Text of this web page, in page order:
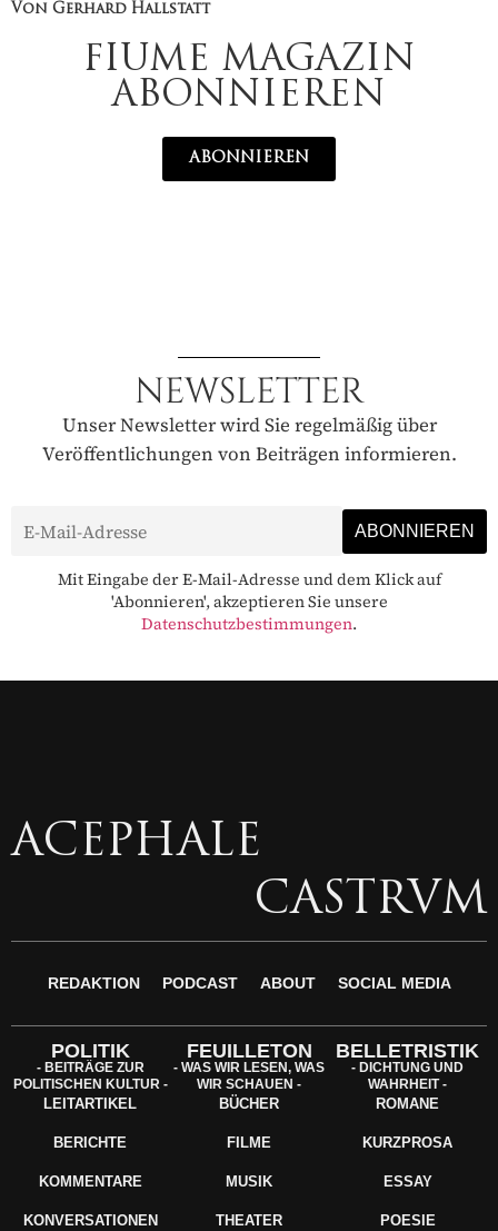
Von Gerhard Hallstatt
FIUME MAGAZIN
ABONNIEREN
ABONNIEREN
NEWSLETTER
Unser Newsletter wird Sie regelmäßig über
Veröffentlichungen von Beiträgen informieren.
Mit Eingabe der E-Mail-Adresse und dem Klick auf
'Abonnieren', akzeptieren Sie unsere
Datenschutzbestimmungen.
ACEPHALE
CASTRVM
REDAKTION PODCAST ABOUT SOCIAL MEDIA
POLITIK
- BEITRÄGE ZUR
POLITISCHEN KULTUR -
LEITARTIKEL
BERICHTE
KOMMENTARE
KONVERSATIONEN
FEUILLETON
- WAS WIR LESEN, WAS
WIR SCHAUEN -
BÜCHER
FILME
MUSIK
THEATER
BELLETRISTIK
- DICHTUNG UND
WAHRHEIT -
ROMANE
KURZPROSA
ESSAY
POESIE